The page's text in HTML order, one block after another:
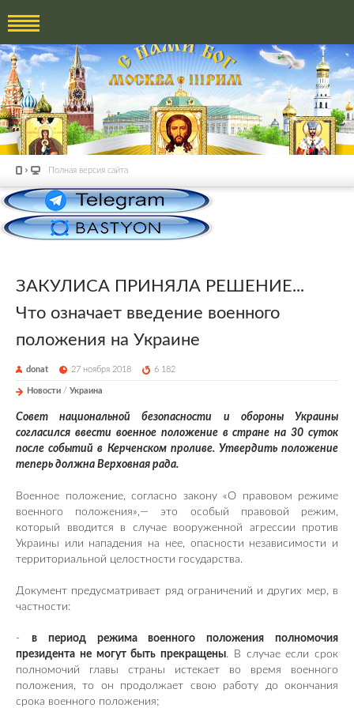
Полная версия сайта
ЗАКУЛИСА ПРИНЯЛА РЕШЕНИЕ...
Что означает введение военного
положения на Украине
donat 27 ноября 2018 6 182
Новости / Украина
Совет национальной безопасности и обороны Украины
согласился ввести военное положение в стране на 30 суток
после событий в Керченском проливе. Утвердить положение
теперь должна Верховная рада.
Военное положение, согласно закону «О правовом режиме
военного положения»,— это особый правовой режим,
который вводится в случае вооруженной агрессии против
Украины или нападения на нее, опасности независимости и
территориальной целостности государства.
Документ предусматривает ряд ограничений и других мер, в
частности:
- в период режима военного положения полномочия
президента не могут быть прекращены. В случае если срок
полномочий главы страны истекает во время военного
положения, то он продолжает свою работу до окончания
срока военного положения;